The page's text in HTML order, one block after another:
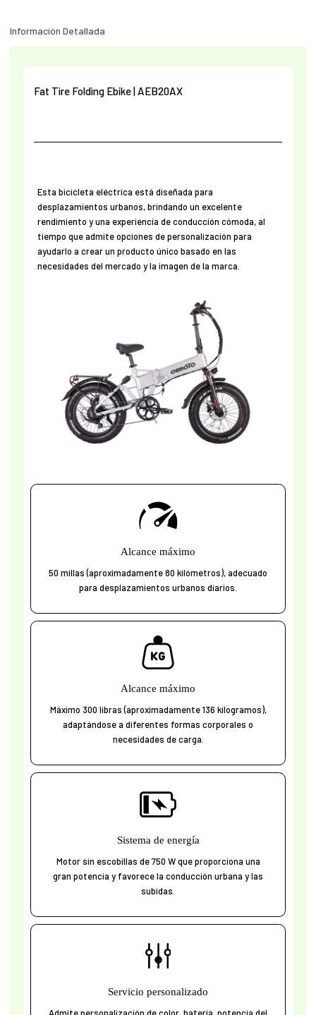
Información Detallada
Fat Tire Folding Ebike | AEB20AX
Esta bicicleta eléctrica está diseñada para
desplazamientos urbanos, brindando un excelente
rendimiento y una experiencia de conducción cómoda, al
tiempo que admite opciones de personalización para
ayudarlo a crear un producto único basado en las
necesidades del mercado y la imagen de la marca.
Alcance máximo
50 millas (aproximadamente 80 kilómetros), adecuado
para desplazamientos urbanos diarios.
Alcance máximo
Máximo 300 libras (aproximadamente 136 kilogramos),
adaptándose a diferentes formas corporales o
necesidades de carga.
Sistema de energía
Motor sin escobillas de 750 W que proporciona una
gran potencia y favorece la conducción urbana y las
subidas.
Servicio personalizado